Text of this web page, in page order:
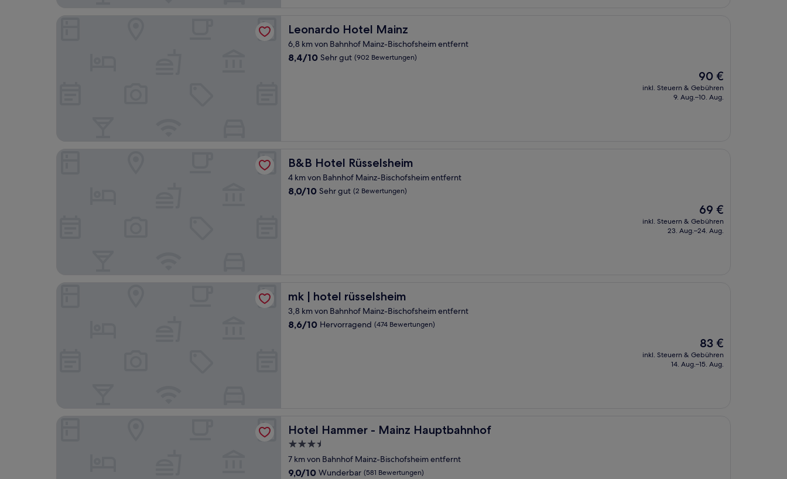
Leonardo Hotel Mainz
Leonardo Hotel Mainz
6,8 km von Bahnhof Mainz-Bischofsheim entfernt
8.4
8,4/10 Sehr gut (902 Bewertungen)
Der
Preis
beträgt
90 €
inkl. Steuern & Gebühren
9. Aug.–10. Aug.
B&B Hotel Rüsselsheim
B&B Hotel Rüsselsheim
4 km von Bahnhof Mainz-Bischofsheim entfernt
8.0
8,0/10 Sehr gut (2 Bewertungen)
Der
Preis
beträgt
69 €
inkl. Steuern & Gebühren
23. Aug.–24. Aug.
mk | hotel rüsselsheim
mk | hotel rüsselsheim
3,8 km von Bahnhof Mainz-Bischofsheim entfernt
8.6
8,6/10 Hervorragend (474 Bewertungen)
Der
Preis
beträgt
83 €
inkl. Steuern & Gebühren
14. Aug.–15. Aug.
Hotel Hammer - Mainz Hauptbahnhof
Hotel Hammer - Mainz Hauptbahnhof
3.5-
Sterne-
Unterkunft
7 km von Bahnhof Mainz-Bischofsheim entfernt
9.0
9,0/10 Wunderbar (581 Bewertungen)